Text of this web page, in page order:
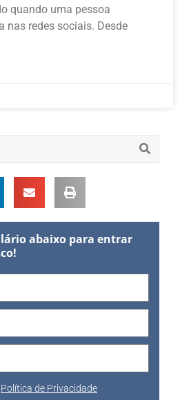
quando uma pessoa
nas redes sociais. Desde
abaixo para entrar
Política de Privacidade